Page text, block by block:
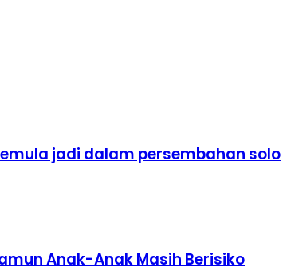
jadi dalam persembahan solo
Anak-Anak Masih Berisiko